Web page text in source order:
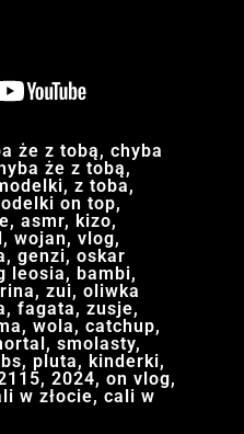
że z tobą, chyba
że z tobą,
z toba,
on top,
asmr, kizo,
wojan, vlog,
genzi, oskar
leosia, bambi,
zui, oliwka
fagata, zusje,
wola, catchup,
smolasty,
pluta, kinderki,
2024, on vlog,
w złocie, cali w